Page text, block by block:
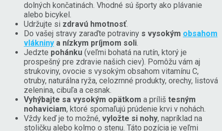
dolných končatinách. Vhodné sú športy ako plávanie
alebo bicykel.
Udržujte si zdravú hmotnosť.
Do vašej stravy zaraďte potraviny s vysokým obsahom
vlákniny a nízkym príjmom soli.
Jedzte pohánku (veľmi bohatá na rutín, ktorý je
prospešný pre zdravie našich ciev). Pomôžu vám aj
strukoviny, ovocie s vysokým obsahom vitamínu C,
otruby, naturálna ryža, celozrnné produkty, orechy, listová
zelenina, cibuľa a cesnak.
Vyhýbajte sa vysokým opätkom a príliš tesným
nohaviciam, ktoré spomaľujú prúdenie krvi v nohách.
Vždy keď je to možné, vyložte si nohy, napríklad na
stoličku alebo kolmo o stenu. Táto pozícia je veľmi